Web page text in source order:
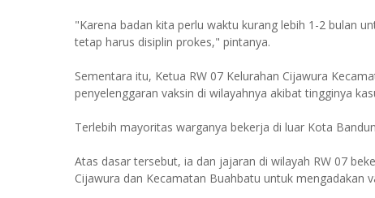
"Karena badan kita perlu waktu kurang lebih 1-2 bulan
tetap harus disiplin prokes," pintanya.
Sementara itu, Ketua RW 07 Kelurahan Cijawura
penyelenggaran vaksin di wilayahnya akibat tingginya
Terlebih mayoritas warganya bekerja di luar Kota
Atas dasar tersebut, ia dan jajaran di wilayah RW 07
Cijawura dan Kecamatan Buahbatu untuk mengadakan